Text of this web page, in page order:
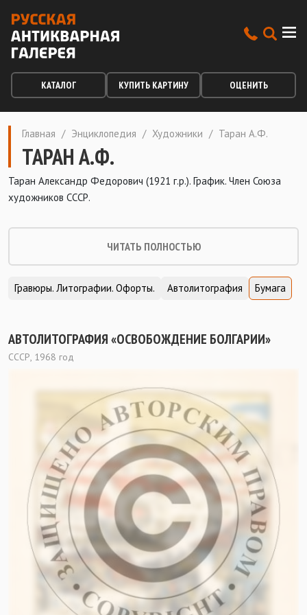
КАТАЛОГ КУПИТЬ КАРТИНУ ОЦЕНИТЬ
Главная / Энциклопедия / Художники / Таран А.Ф.
ТАРАН А.Ф.
Таран Александр Федорович (1921 г.р.). График. Член Союза
художников СССР.
ЧИТАТЬ ПОЛНОСТЬЮ
Гравюры. Литографии. Офорты. Автолитография Бумага
АВТОЛИТОГРАФИЯ «ОСВОБОЖДЕНИЕ БОЛГАРИИ»
СССР, 1968 год